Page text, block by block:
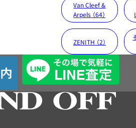
Van Cleef &
Arpels （64）
ZENITH （2）